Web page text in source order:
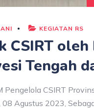
KEGIATAN RS
CSIRT oleh
Tengah
Pengelola CSIRT
08 Agustus 2023,